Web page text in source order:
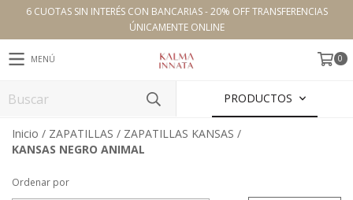
6 CUOTAS SIN INTERÉS CON BANCARIAS - 20% OFF TRANSFERENCIAS
ÚNICAMENTE ONLINE
MENÚ 0
PRODUCTOS
Inicio / ZAPATILLAS / ZAPATILLAS KANSAS /
KANSAS NEGRO ANIMAL
Ordenar por